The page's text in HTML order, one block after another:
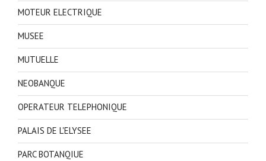
MOTEUR ELECTRIQUE
MUSEE
MUTUELLE
NEOBANQUE
OPERATEUR TELEPHONIQUE
PALAIS DE L'ELYSEE
PARC BOTANQIUE